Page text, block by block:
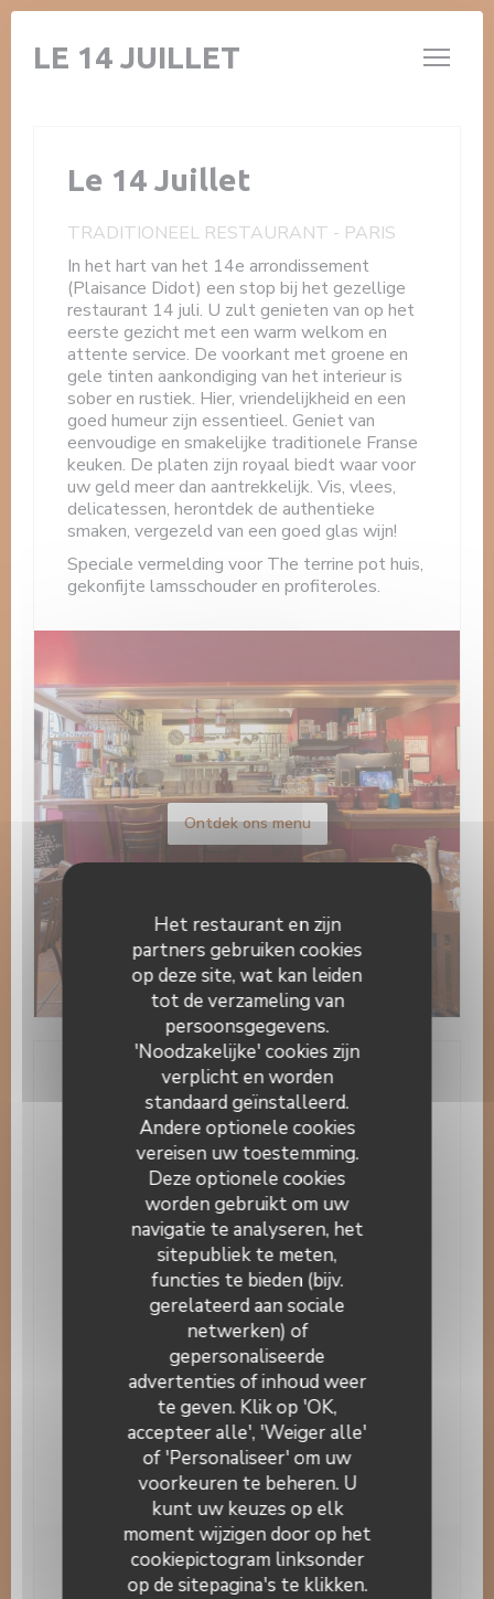
Cookies beheer paneel
Het restaurant en zijn
partners gebruiken cookies
op deze site, wat kan leiden
tot de verzameling van
persoonsgegevens.
'Noodzakelijke' cookies zijn
verplicht en worden
standaard geïnstalleerd.
Andere optionele cookies
vereisen uw toestemming.
Deze optionele cookies
worden gebruikt om uw
navigatie te analyseren, het
sitepubliek te meten,
functies te bieden (bijv.
gerelateerd aan sociale
netwerken) of
gepersonaliseerde
advertenties of inhoud weer
te geven. Klik op 'OK,
accepteer alle', 'Weiger alle'
of 'Personaliseer' om uw
voorkeuren te beheren. U
kunt uw keuzes op elk
moment wijzigen door op het
cookiepictogram linksonder
op de sitepagina's te klikken.
LE 14 JUILLET
Le 14 Juillet
TRADITIONEEL RESTAURANT - PARIS
In het hart van het 14e arrondissement
(Plaisance Didot) een stop bij het gezellige
restaurant 14 juli. U zult genieten van op het
eerste gezicht met een warm welkom en
attente service. De voorkant met groene en
gele tinten aankondiging van het interieur is
sober en rustiek. Hier, vriendelijkheid en een
goed humeur zijn essentieel. Geniet van
eenvoudige en smakelijke traditionele Franse
keuken. De platen zijn royaal biedt waar voor
uw geld meer dan aantrekkelijk. Vis, vlees,
delicatessen, herontdek de authentieke
smaken, vergezeld van een goed glas wijn!
Speciale vermelding voor The terrine pot huis,
gekonfijte lamsschouder en profiteroles.
Ontdek ons menu
Algemene informatie
Keuken
rooster, Vis, Traditioneel Frans, Traditionele
keuken, Plaat van charcuterie
Soort bedrijf
Traditioneel restaurant, kroeg, Restaurant
Diensten
privatisering van het restaurant, Open 7/7, Buffet,
Gebeurtenissen verjaardag, Diervriendelijk,
Airconditioning, Gratis wifi, Geblokkeerde toegang,
Wij accepteren boekingen
Betaalmethoden
Visa, restaurant van Titres, Paiement Sans
ContactPaiement Sans Contact, meester, Contant
geld, controles, Debetkaart
Openingstijden
Le 14 Juillet